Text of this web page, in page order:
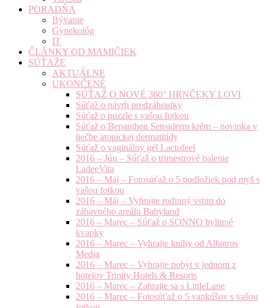
PORADŇA
Bývanie
Gynekológ
IT
ČLÁNKY OD MAMIČIEK
SÚŤAŽE
AKTUÁLNE
UKONČENÉ
SÚŤAŽ O NOVÉ 360° HRNČEKY LOVI
Súťaž o návrh predzáhradky
Súťaž o puzzle s vašou fotkou
Súťaž o Bepanthen Sensiderm krém – novinka v
liečbe atopickej dermatitídy
Súťaž o vaginálny gél Lactofeel
2016 – Jún – Súťaž o trimestrové balenie
LadeeVita
2016 – Máj – Fotosúťaž o 5 podložiek pod myš s
vašou fotkou
2016 – Máj – Vyhrajte rodinný vstup do
zábavného areálu Babyland
2016 – Marec – Súťaž o SONNO bylinné
kvapky
2016 – Marec – Vyhrajte knihy od Albatros
Media
2016 – Marec – Vyhrajte pobyt v jednom z
hotelov Trinity Hotels & Resorts
2016 – Marec – Zahrajte sa s LittleLane
2016 – Marec – Fotosúťaž o 5 vankúšov s vašou